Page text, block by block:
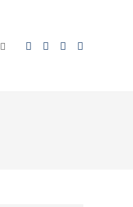
Website-